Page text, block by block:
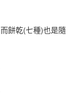
餅乾(七種)也是隨